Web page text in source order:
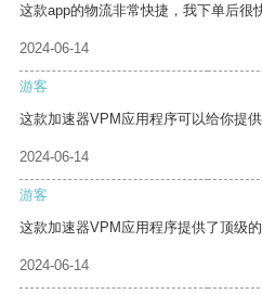
这款app的物流非常快捷，我下单后很
2024-06-14
游客
这款加速器VPM应用程序可以给你提
2024-06-14
游客
这款加速器VPM应用程序提供了顶级的
2024-06-14